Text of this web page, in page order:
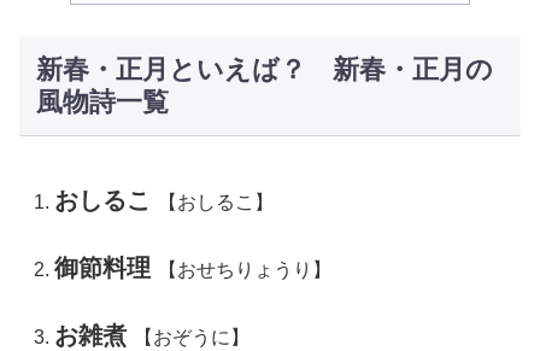
新春・正月といえば？ 新春・正月の
風物詩一覧
おしるこ 【おしるこ】
御節料理 【おせちりょうり】
お雑煮 【おぞうに】